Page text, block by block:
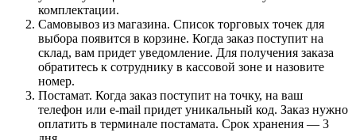
комплектации.
Самовывоз из магазина. Список торговых точек для
выбора появится в корзине. Когда заказ поступит на
склад, вам придет уведомление. Для получения заказа
обратитесь к сотруднику в кассовой зоне и назовите
номер.
Постамат. Когда заказ поступит на точку, на ваш
телефон или e-mail придет уникальный код. Заказ нужно
оплатить в терминале постамата. Срок хранения — 3